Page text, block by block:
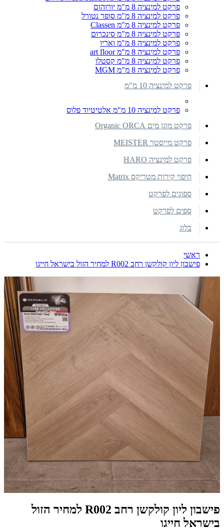
פרקט למינציה 8 מ"מ יורוהום
פרקט למינציה 8 מ"מ סופר נטורל
פרקט למינציה 8 מ"מ Classen
פרקט למינציה 8 מ"מ סינכרום
פרקט למינציה 8 מ"מ ואריו
פרקט למינציה 8 מ"מ art floor
פרקט למינציה 8 מ"מ קסטלו
פרקט למינציה 8 מ"מ MGM
פרקט למינציה 10 מ"מ
פרקט למינציה 10 מ"מ אלטיטיוד פלוס
פרקט מוגן מים Organic ORCA
פרקט מייסטר MEISTER
פרקט למינציה HARO
חיפוי קירות מטריקס Matrix
ספוגים לפרקט
ספים לפרקט
בלוג
ראשי
פישבון ליון קולקשן רחב R002 למחיר הזול בישראל חייגו
פישבון ליון קולקשן רחב R002 למחיר הזול
בישראל חייגו